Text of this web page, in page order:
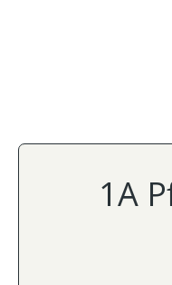
1A